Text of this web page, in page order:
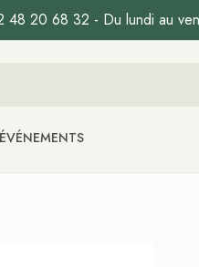
48 20 68 32 - Du lundi au